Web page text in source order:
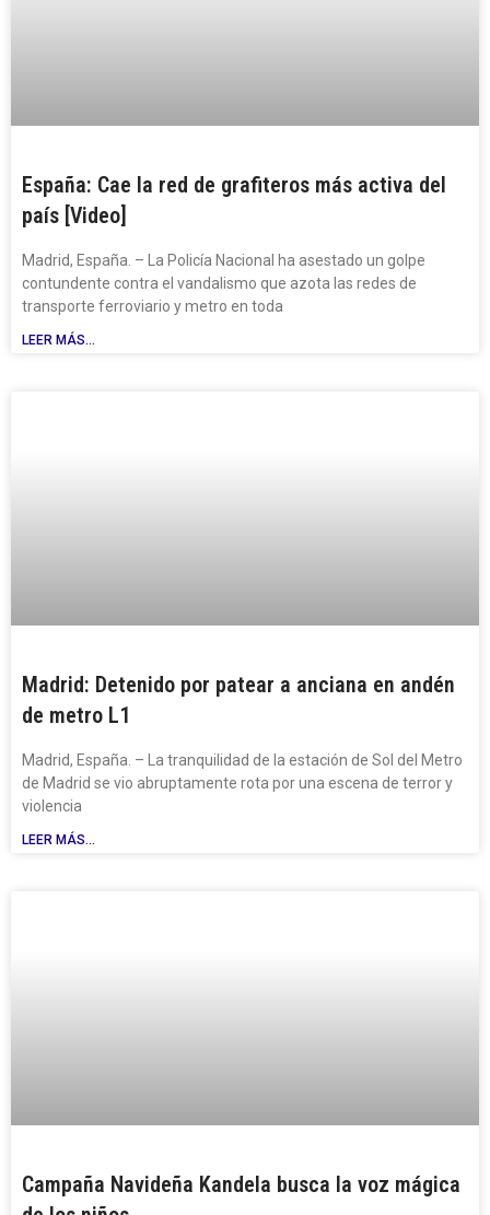
España: Cae la red de grafiteros más activa del
país [Video]
Madrid, España. – La Policía Nacional ha asestado un golpe
contundente contra el vandalismo que azota las redes de
transporte ferroviario y metro en toda
LEER MÁS...
Madrid: Detenido por patear a anciana en andén
de metro L1
Madrid, España. – La tranquilidad de la estación de Sol del Metro
de Madrid se vio abruptamente rota por una escena de terror y
violencia
LEER MÁS...
Campaña Navideña Kandela busca la voz mágica